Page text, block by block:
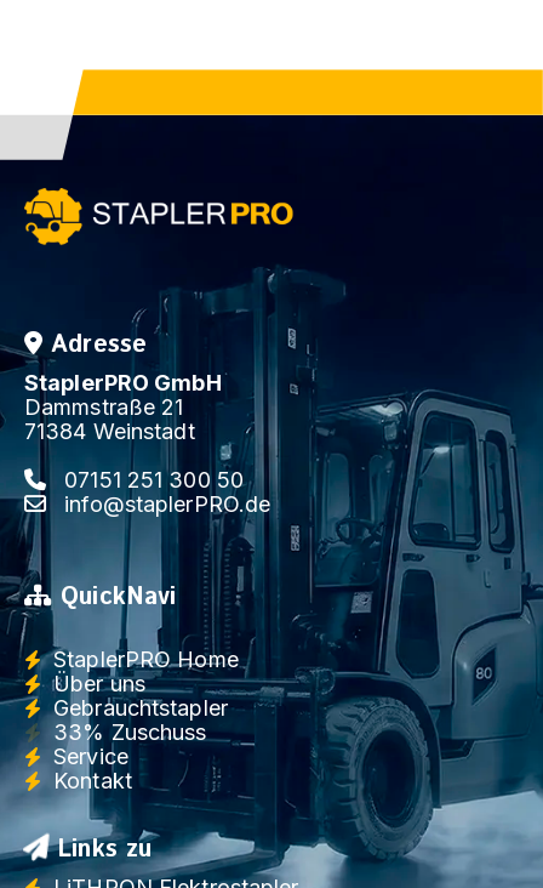
Adresse
StaplerPRO GmbH
Dammstraße 21
71384 Weinstadt
07151 251 300 50
info@staplerPRO.de
QuickNavi
StaplerPRO Home
Über uns
Gebrauchtstapler
33% Zuschuss
Service
Kontakt
Links zu